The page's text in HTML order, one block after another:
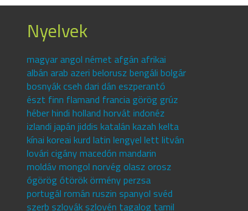
Nyelvek
magyar angol német afgán afrikai
albán arab azeri belorusz bengáli bolgár
bosnyák cseh dari dán eszperantó
észt finn flamand francia görög grúz
héber hindi holland horvát indonéz
izlandi japán jiddis katalán kazah kelta
kínai koreai kurd latin lengyel lett litván
lovári cigány macedón mandarin
moldáv mongol norvég olasz orosz
ógörög ótörök örmény perzsa
portugál román ruszin spanyol svéd
szerb szlovák szlovén tagalog tamil